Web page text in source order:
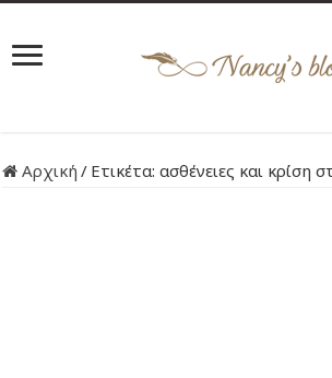
Αρχική / Ετικέτα:ασθένειες και κρίση